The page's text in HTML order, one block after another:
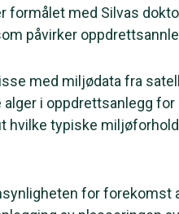
formålet med Silvas
påvirker
med miljødata fra
i oppdrettsanlegg
hvilke typiske
for forekomst